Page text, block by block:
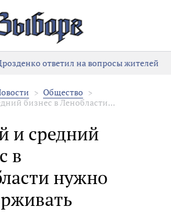
ответил на вопросы жителей
Общество
бизнес в Ленобласти...
и средний
в
нужно